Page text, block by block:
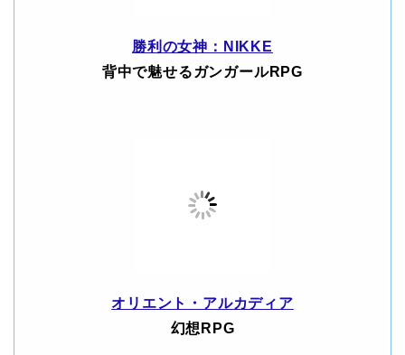
勝利の女神：NIKKE
背中で魅せるガンガールRPG
オリエント・アルカディア
幻想RPG